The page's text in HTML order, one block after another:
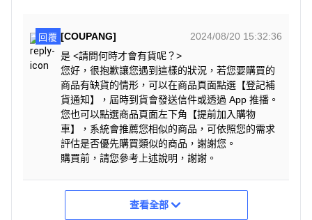
回覆 [COUPANG]
2024/08/20 15:32:36
是 <請問何時才會有貨呢？>
您好，很抱歉讓您遇到這樣的狀況，若您要購買的
商品有缺貨的情形，可以在商品頁面點選【登記補
貨通知】，屆時到貨會發送信件或透過 App 推播。
您也可以點選商品頁面左下角【提前加入購物
車】，系統會推薦您相似的商品，可依照您的需求
評估是否優先購買類似的商品，謝謝您。
購買前，請您參考上述說明，謝謝。
查看全部